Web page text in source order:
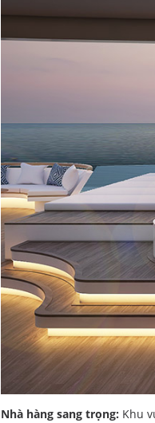
Nhà hàng sang trọng: Khu